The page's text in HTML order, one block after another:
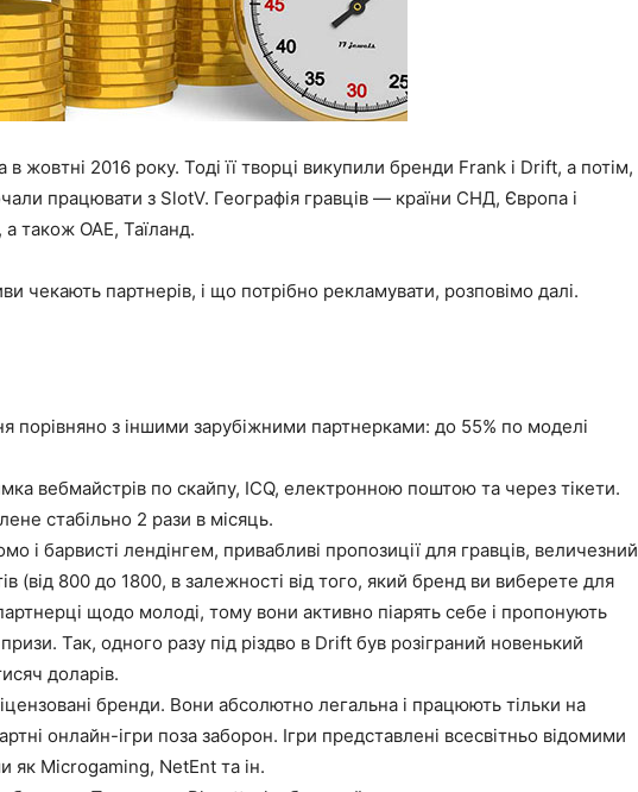
в жовтні 2016 року. Тоді її творці викупили бренди Frank і Drift, а потім,
працювати з SlotV. Географія гравців — країни СНД, Європа і
а також ОАЕ, Таїланд.
чекають партнерів, і що потрібно рекламувати, розповімо далі.
порівняно з іншими зарубіжними партнерками: до 55% по моделі
вебмайстрів по скайпу, ICQ, електронною поштою та через тікети.
стабільно 2 рази в місяць.
і барвисті лендінгем, привабливі пропозиції для гравців, величезний
(від 800 до 1800, в залежності від того, який бренд ви виберете для
щодо молоді, тому вони активно піарять себе і пропонують
Так, одного разу під різдво в Drift був розіграний новенький
доларів.
бренди. Вони абсолютно легальна і працюють тільки на
онлайн-ігри поза заборон. Ігри представлені всесвітньо відомими
як Microgaming, NetEnt та ін.